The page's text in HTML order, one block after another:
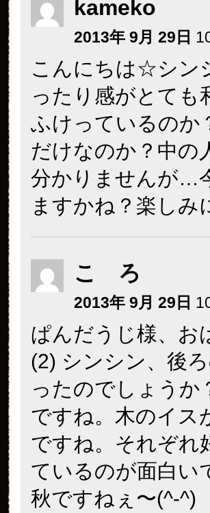
kameko
2013年 9月 29日
こんにちは☆シン
ったり感がとても
ふけっているのか
だけなのか？中の
分かりませんが…
ますかね？楽しみ
こ ろ
2013年 9月 29日
ぱんだうじ様、お
(2) シンシン、後
ったのでしょうか
ですね。木のイス
ですね。それぞれ
ているのが面白い
秋ですねぇ〜(^-^)